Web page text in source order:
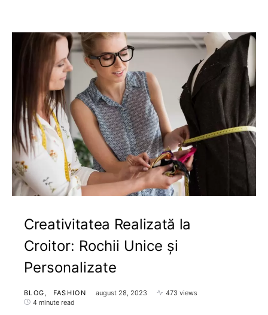
Creativitatea Realizată la
Croitor: Rochii Unice și
Personalizate
BLOG FASHION august 28, 2023
473 views
4 minute read